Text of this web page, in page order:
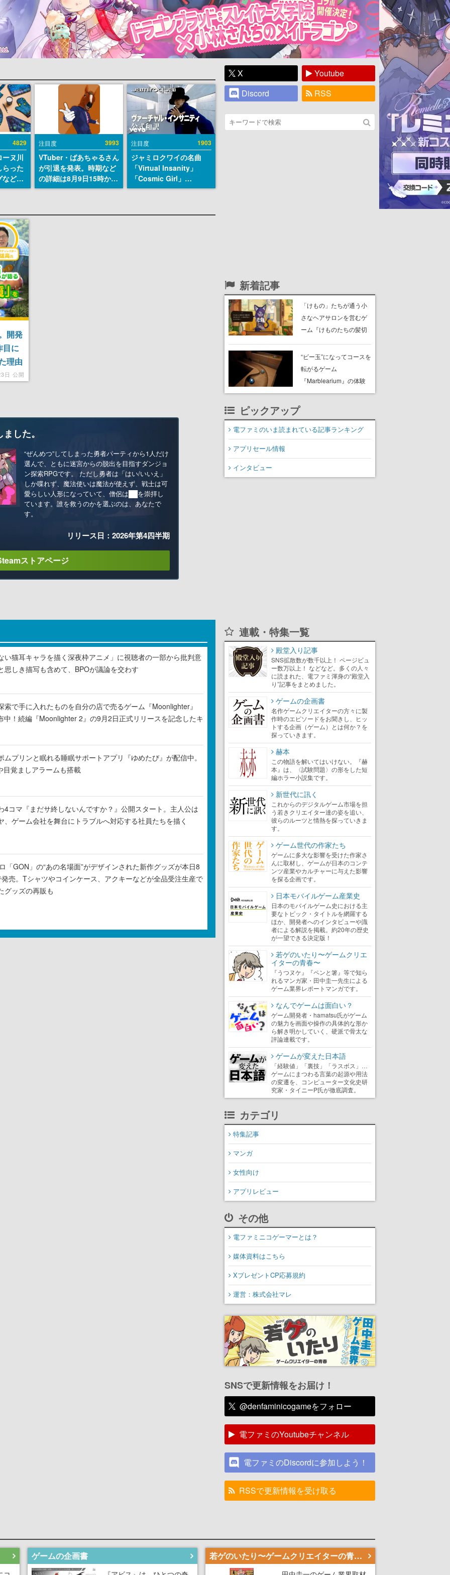
4829
ーヌ川
らった
などが
より2
注目度 3993
VTuber・ばあちゃるさん
が引退を発表。時期など
の詳細は8月9日15時から
の配信で説明
注目度 1903
ジャミロクワイの名曲
「Virtual Insanity」
「Cosmic Girl」
「Canned Heat」公式日
開発
目に
理由
日 公開
した。
“ぜんめつ”してしまった勇者パーティから1人だけ
選んで、ともに迷宮からの脱出を目指すダンジョ
ン探索RPGです。 ただし勇者は「はい/いいえ」
しか喋れず、魔法使いは魔法が使えず、戦士は可
愛らしい人形になっていて、僧侶は██を崇拝し
ています。誰を救うのかを選ぶのは、あなたで
す。
リリース日：2026年第4四半期
ストアページ
い猫耳キャラを描く深夜枠アニメ」に視聴者の一部から批判意
思しき描写も含めて、BPOが議論を交わす
索で手に入れたものを自分の店で売るゲーム『Moonlighter』
中！続編『Moonlighter 2』の9月2日正式リリースを記念したキ
ムプリンと眠れる睡眠サポートアプリ『ゆめたび』が配信中。
目覚ましアラームも搭載
4コマ『まだサ終しないんですか？』公開スタート。主人公は
、ゲーム会社を舞台にトラブルへ対応する社員たちを描く
「GON」の“あの名場面”がデザインされた新作グッズが本日8
売。Tシャツやコインケース、アクキーなどが全品受注生産で
グッズの再販も
X
Youtube
Discord
RSS
新着記事
「けもの」たちが通う小
さなヘアサロンを営むゲ
ーム『けものたちの髪切
始。悩みを持ったお客様
と会話を交わし“本当に望
んでる髪型”を見つけ出す
“ビー玉”になってコースを
転がるゲーム
『Marblearium』の体験
版がSteamで本日8月7日
ピックアップ
電ファミのいま読まれている記事ランキング
アプリセール情報
インタビュー
連載・特集一覧
殿堂入り記事
SNS拡散数が数千以上！ ページビュ
ー数万以上！ などなど。多くの人々
に読まれた、電ファミ渾身の“殿堂入
り”記事をまとめました。
ゲームの企画書
名作ゲームクリエイターの方々に製
作時のエピソードをお聞きし、ヒッ
トする企画（ゲーム）とは何か？を
探っていきます。
赫本
この物語を解いてはいけない。『赫
本』は、〈試験問題〉の形をした短
編ホラー小説集です。
新世代に訊く
これからのデジタルゲーム市場を担
う若きクリエイター達の姿を追い、
彼らのルーツと情熱を探っていきま
す。
ゲーム世代の作家たち
ゲームに多大な影響を受けた作家さ
んに取材し、ゲームが日本のコンテ
ンツ産業やカルチャーに与えた影響
を探る企画です。
日本モバイルゲーム産業史
日本のモバイルゲーム史における主
要なトピック・タイトルを網羅する
ほか、開発者へのインタビューや識
者による解説を掲載。約20年の歴史
が一望できる決定版！
若ゲのいたり〜ゲームクリエ
イターの青春〜
『うつヌケ』『ペンと箸』等で知ら
れるマンガ家・田中圭一先生による
ゲーム業界レポートマンガです。
なんでゲームは面白い？
ゲーム開発者・hamatsu氏がゲーム
の魅力を画面や操作の具体的な形か
ら解き明かしていく、硬派で骨太な
評論連載です。
ゲームが変えた日本語
「経験値」「裏技」「ラスボス」…
ゲームにまつわる言葉の起源や用法
の変遷を、コンピューター文化史研
究家・タイニーP氏が徹底調査。
カテゴリ
特集記事
マンガ
女性向け
アプリレビュー
その他
電ファミニコゲーマーとは？
媒体資料はこちら
XプレゼントCP応募規約
運営：株式会社マレ
SNSで更新情報をお届け！
@denfaminicogameをフォロー
電ファミのYoutubeチャンネル
電ファミのDiscordに参加しよう！
RSSで更新情報を受け取る
ゲームの企画書 若ゲのいたり〜ゲームクリエイターの青春〜